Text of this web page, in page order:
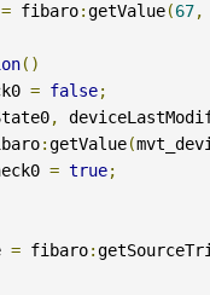
= fibaro:getValue(67,
()
= false;
,
:getValue(
= true;
= fibaro: